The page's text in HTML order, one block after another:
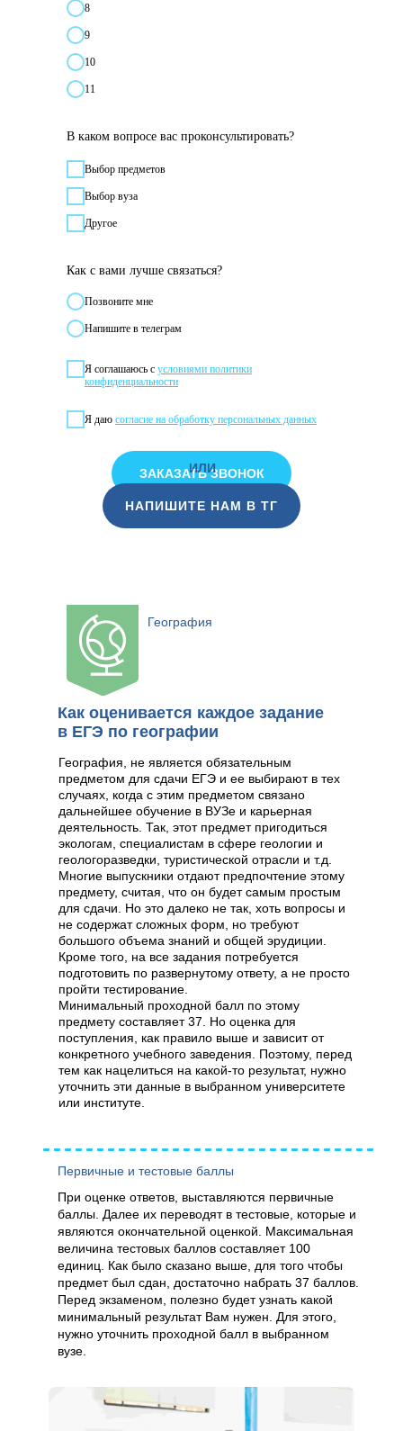
8
9
10
11
В каком вопросе вас проконсультировать?
Выбор предметов
Выбор вуза
Другое
Как с вами лучше связаться?
Позвонитe мне
Напишите в телеграм
Я соглашаюсь с условиями политики
конфиденциальности
Я даю согласие на обработку персональных данных
ЗАКАЗАТЬ ЗВОНОК
НАПИШИТЕ НАМ В ТГ
ИЛИ
Как оценивается каждое задание
в ЕГЭ по географии
География, не является обязательным
предметом для сдачи ЕГЭ и ее выбирают в тех
случаях, когда с этим предметом связано
дальнейшее обучение в ВУЗе и карьерная
деятельность. Так, этот предмет пригодиться
экологам, специалистам в сфере геологии и
геологоразведки, туристической отрасли и т.д.
Многие выпускники отдают предпочтение этому
предмету, считая, что он будет самым простым
для сдачи. Но это далеко не так, хоть вопросы и
не содержат сложных форм, но требуют
большого объема знаний и общей эрудиции.
Кроме того, на все задания потребуется
подготовить по развернутому ответу, а не просто
пройти тестирование.
Минимальный проходной балл по этому
предмету составляет 37. Но оценка для
поступления, как правило выше и зависит от
конкретного учебного заведения. Поэтому, перед
тем как нацелиться на какой-то результат, нужно
уточнить эти данные в выбранном университете
или институте.
При оценке ответов, выставляются первичные
баллы. Далее их переводят в тестовые, которые и
являются окончательной оценкой. Максимальная
величина тестовых баллов составляет 100
единиц. Как было сказано выше, для того чтобы
предмет был сдан, достаточно набрать 37 баллов.
Перед экзаменом, полезно будет узнать какой
минимальный результат Вам нужен. Для этого,
нужно уточнить проходной балл в выбранном
вузе.
Первичные и тестовые баллы
География